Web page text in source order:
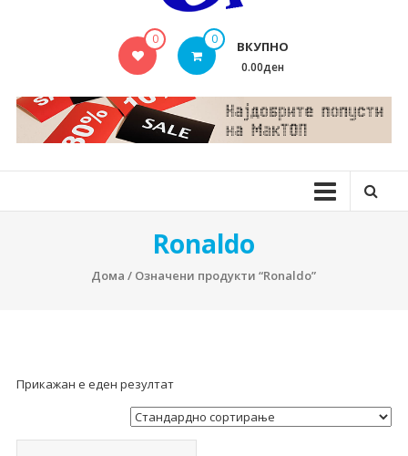
MAKTOP.MK
0 0 ВКУПНО
0.00ден
Ronaldo
Дома / Означени продукти “Ronaldo”
Прикажан е еден резултат